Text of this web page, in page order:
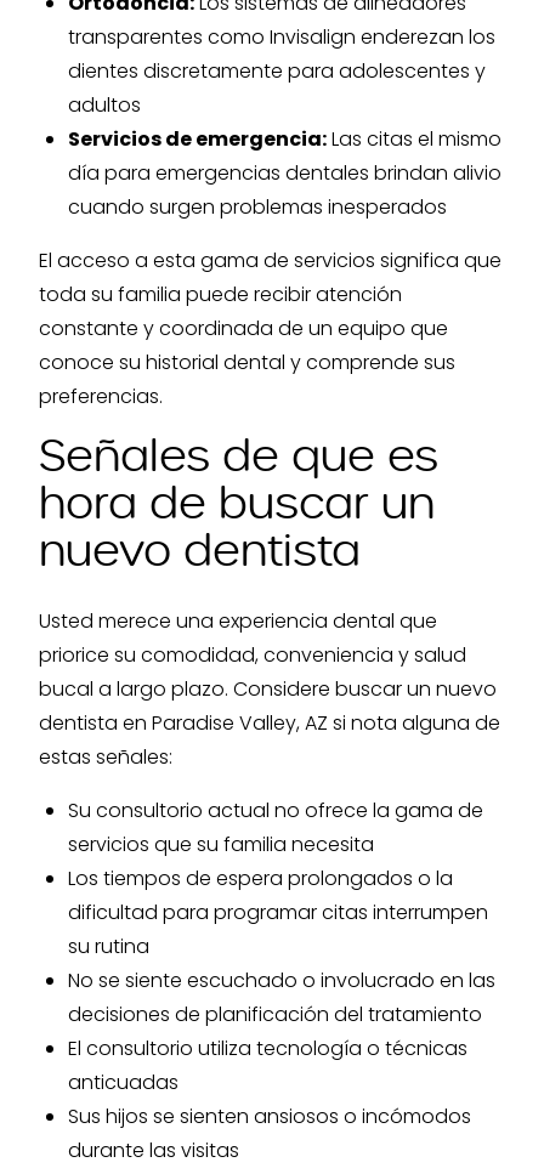
transparentes como Invisalign enderezan los
dientes discretamente para adolescentes y
adultos
Servicios de emergencia:Las citas el mismo
día para emergencias dentales brindan alivio
cuando surgen problemas inesperados
El acceso a esta gama de servicios significa que
toda su familia puede recibir atención
constante y coordinada de un equipo que
conoce su historial dental y comprende sus
preferencias.
Señales de que es
hora de buscar un
nuevo dentista
Usted merece una experiencia dental que
priorice su comodidad, conveniencia y salud
bucal a largo plazo. Considere buscar un nuevo
dentista en Paradise Valley, AZ si nota alguna de
estas señales:
Su consultorio actual no ofrece la gama de
servicios que su familia necesita
Los tiempos de espera prolongados o la
dificultad para programar citas interrumpen
su rutina
No se siente escuchado o involucrado en las
decisiones de planificación del tratamiento
El consultorio utiliza tecnología o técnicas
anticuadas
Sus hijos se sienten ansiosos o incómodos
durante las visitas